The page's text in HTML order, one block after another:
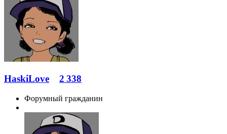
HaskiLove 2 338
Форумный гражданин